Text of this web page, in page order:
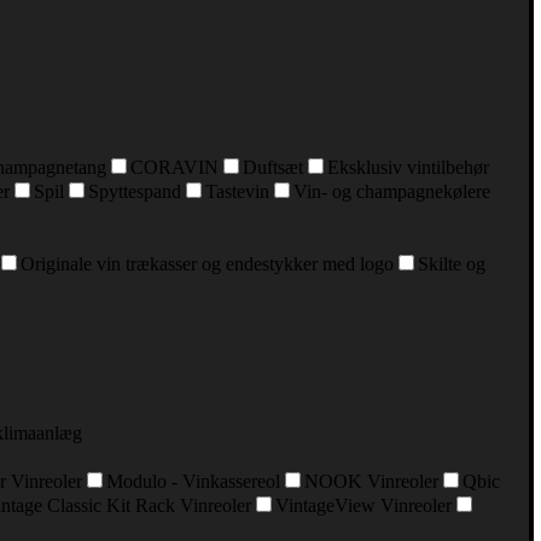
CORAVIN Duftsæt
Eksklusiv vintilbehør
Spil Spyttespand Tastevin
Vin- og champagnekølere
Originale vin trækasser og endestykker med logo
Skilte og
Vinreoler Modulo - Vinkassereol NOOK Vinreoler
Qbic
Classic Kit Rack Vinreoler
VintageView Vinreoler